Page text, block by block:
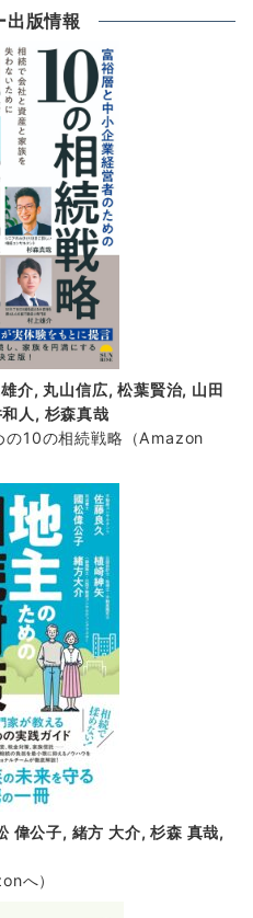
出版情報
介, 丸山信広, 松葉賢治, 山田
人, 杉森真哉
の10の相続戦略 （Amazon
偉公子, 緒方 大介, 杉森 真哉,
へ）